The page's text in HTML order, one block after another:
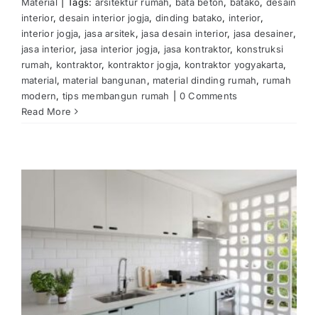
interior,desain interior jogja, dinding batako, interior,
interior jogja, jasa arsitek, jasa desain interior, jasa desainer,
jasa interior, jasa interior jogja, jasa kontraktor, konstruksi
rumah, kontraktor, kontraktor jogja, kontraktor yogyakarta,
material, material bangunan, material dinding rumah, rumah
modern, tips membangun rumah
0 Comments
Read More